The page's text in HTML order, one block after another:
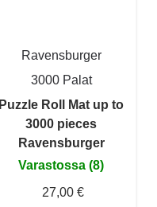
Ravensburger
3000 Palat
Puzzle Roll Mat up to
3000 pieces
Ravensburger
Varastossa (8)
27,00 €